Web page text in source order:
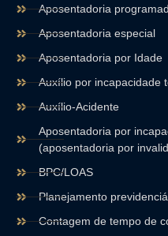
Aposentadoria
Aposentadoria especial
Aposentadoria por Idade
Auxílio por incapacidade
Auxílio-Acidente
Aposentadoria por
(aposentadoria por
BPC/LOAS
Planejamento
Contagem de tempo de